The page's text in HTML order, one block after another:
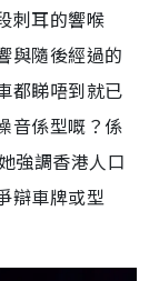
刺耳的響喉
與隨後經過的
都睇唔到就已
音係型嘅？係
強調香港人口
辯車牌或型